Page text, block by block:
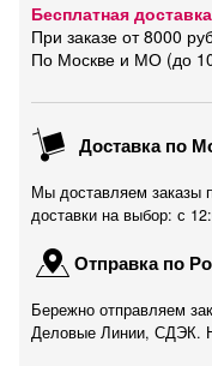
Бесплатная
При заказе от 8000
По Москве и МО (до
Доставка по
Мы доставляем заказы
доставки на выбор: с
Отправка по
Бережно отправляем
Деловые Линии, СДЭК.